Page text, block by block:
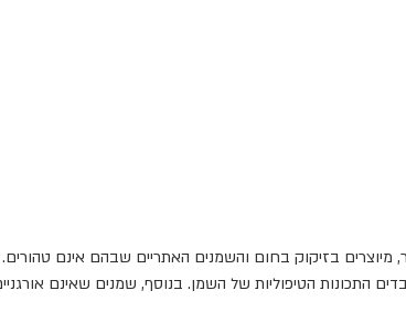
מיוצרים בזיקוק בחום והשמנים האתריים שבהם אינם
התכונות הטיפוליות של השמן. בנוסף, שמנים שאינם